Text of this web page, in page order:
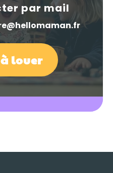
par mail
à louer